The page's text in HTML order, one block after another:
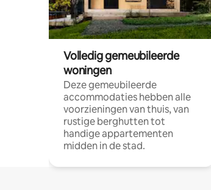
Volledig gemeubileerde
woningen
Deze gemeubileerde
accommodaties hebben alle
voorzieningen van thuis, van
rustige berghutten tot
handige appartementen
midden in de stad.